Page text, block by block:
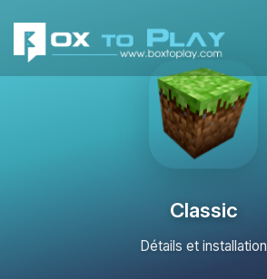
Classic
Détails et installation